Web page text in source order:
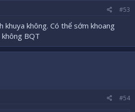
#53
khuya không. Có thể sớm khoang
BQT
#54